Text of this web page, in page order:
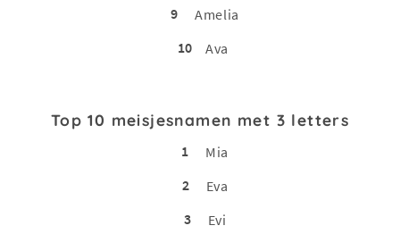
9
Amelia
10
Ava
Top 10 meisjesnamen met 3 letters
1
Mia
2
Eva
3
Evi